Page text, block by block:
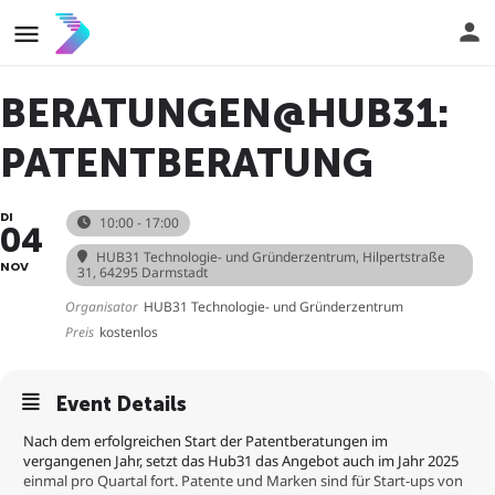
BERATUNGEN@HUB31:
PATENTBERATUNG
DI
04
NOV
10:00 - 17:00
HUB31 Technologie- und Gründerzentrum, Hilpertstraße
31, 64295 Darmstadt
Organisator HUB31 Technologie- und Gründerzentrum
Preis kostenlos
Event Details
Nach dem erfolgreichen Start der Patentberatungen im
vergangenen Jahr, setzt das Hub31 das Angebot auch im Jahr 2025
einmal pro Quartal fort. Patente und Marken sind für Start-ups von